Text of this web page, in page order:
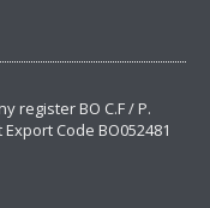
register BO C.F / P.
Export Code BO052481